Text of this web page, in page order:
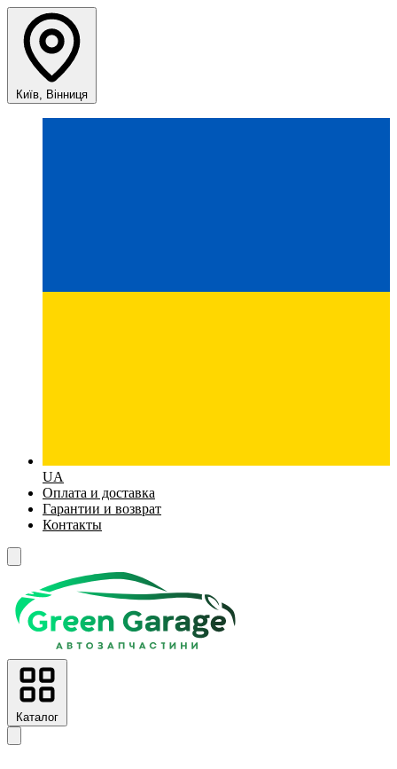
Київ, Вінниця
UA
Оплата и доставка
Гарантии и возврат
Контакты
Каталог